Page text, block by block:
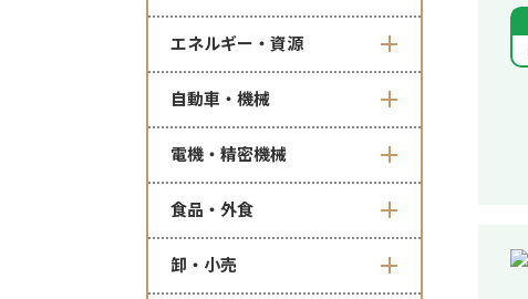
エネルギー・資源
自動車・機械
電機・精密機械
食品・外食
卸・小売